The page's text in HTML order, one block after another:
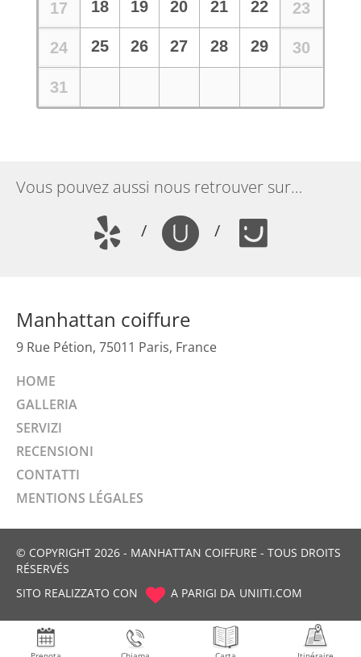
Vous pouvez aussi nous retrouver sur…
/
/
Manhattan coiffure
9 Rue Pétion, 75011 Paris, France
HOME
GALLERIA
SERVIZI
RECENSIONI
CONTATTI
MENTIONS LÉGALES
© COPYRIGHT 2026 - MANHATTAN COIFFURE - TOUS DROITS
RÉSERVÉS
SITO REALIZZATO CON
A PARIGI DA UNIITI.COM